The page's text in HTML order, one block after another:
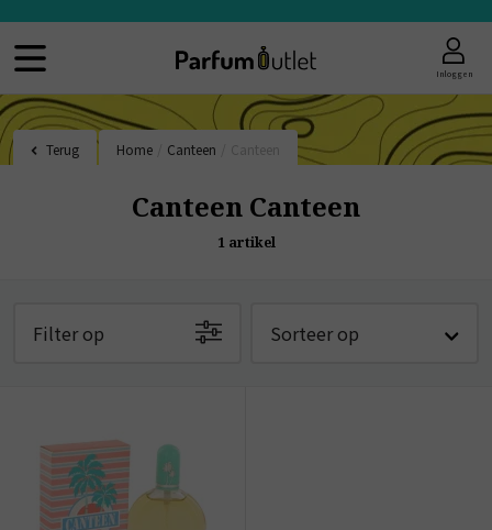
Inloggen
Terug Home Canteen
Canteen Canteen
1 artikel
Filter op Sorteer op